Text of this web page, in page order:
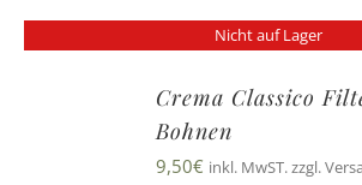
Nicht auf Lager
Crema Classico
Bohnen
9,50€ inkl. MwST. zzgl.